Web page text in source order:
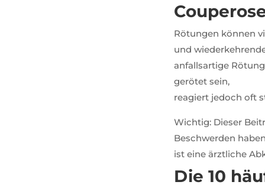
Rötungen können
und
anfallsartige
gerötet sein,
reagiert jedoch oft
Wichtig: Dieser
Beschwerden
ist eine ärztliche
Die 10